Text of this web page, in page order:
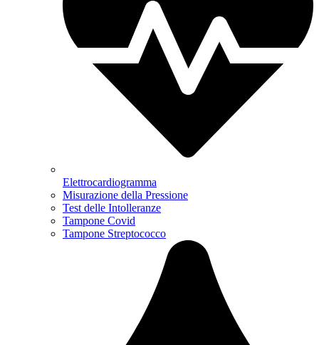
Elettrocardiogramma
Misurazione della Pressione
Test delle Intolleranze
Tampone Covid
Tampone Streptococco